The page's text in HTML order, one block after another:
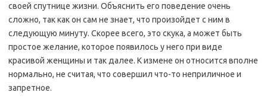
своей спутнице жизни. Объяснить его поведение очень
сложно, так как он сам не знает, что произойдет с ним в
следующую минуту. Скорее всего, это скука, а может быть
простое желание, которое появилось у него при виде
красивой женщины и так далее. К измене он относится вполне
нормально, не считая, что совершил что-то неприличное и
запретное.